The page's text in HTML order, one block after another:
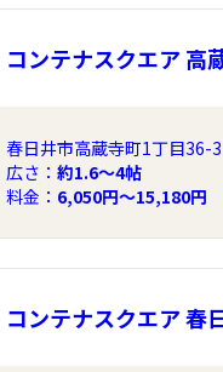
コンテナスクエア 高
春日井市高蔵寺町1丁目36-3
広さ： 約1.6〜4帖
料金： 6,050円～15,180円
コンテナスクエア 春